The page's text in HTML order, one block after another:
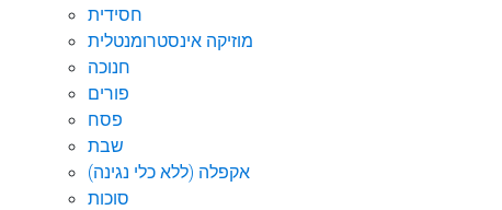
חסידית
מוזיקה אינסטרומנטלית
חנוכה
פורים
פסח
שבת
אקפלה (ללא כלי נגינה)
סוכות